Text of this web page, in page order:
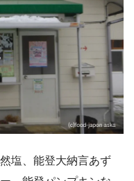
塩、能登大納言あず